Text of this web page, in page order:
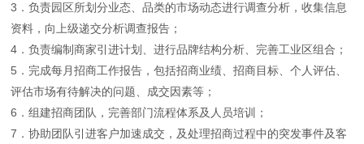
3．负责园区所划分业态、品类的市场动态进行调查分析，收集信息
资料，向上级递交分析调查报告；
4．负责编制商家引进计划、进行品牌结构分析、完善工业区组合；
5．完成每月招商工作报告，包括招商业绩、招商目标、个人评估、
评估市场有待解决的问题、成交因素等；
6．组建招商团队，完善部门流程体系及人员培训；
7．协助团队引进客户加速成交，及处理招商过程中的突发事件及客